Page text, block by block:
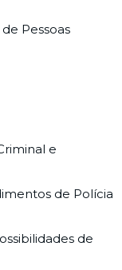
Pessoas
e
de Polícia
de